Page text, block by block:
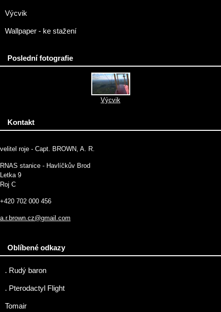
Výcvik
Wallpaper - ke stažení
Poslední fotografie
Výcvik
Kontakt
velitel roje - Capt. BROWN, A. R.
RNAS stanice - Havlíčkův Brod
Letka 9
Roj C
+420 702 000 456
a.r.brown.cz@gmail.com
Oblíbené odkazy
. Rudý baron
. Pterodactyl Flight
Tomair